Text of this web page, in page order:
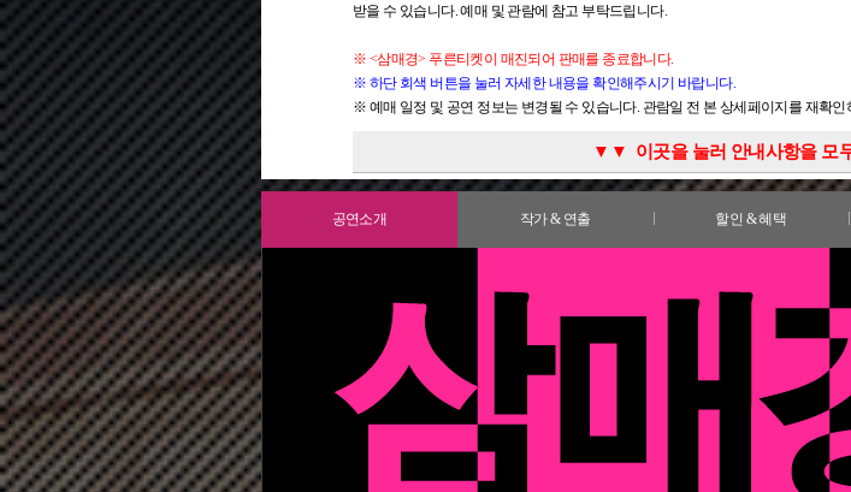
받을 수 있습니다. 예매 및 관람에 참고 부탁드립니다.
※ <삼매경> 푸른티켓이 매진되어 판매를 종료합니다.
※ 하단 회색 버튼을 눌러 자세한 내용을 확인해주시기 바랍니다.
※ 예매 일정 및 공연 정보는 변경될 수 있습니다. 관람일 전 본 상세페이지를 재확인
■ 접근성 회차 운영 안내
- 음성해설 수신기는 수량이 한정되어 있으며 사전 예약제로 운영됩니다.
- 음성해설 서비스가 필요한 시각장애인(동반 1인까지 가능)에 한하여 사전 예약이
[음성해설 수신기 예약 방법]
2) 국립극단 콜센터 예매: 음성해설 수신기 예약 요청
예약 시 참고사항
1) 예약시점: 사전 예약은 관람일 전일 17시 이전까지 완료해주셔야 합니다.
2) 수령방법
- 명동예술극장 1층 매표소에서 예매 티켓 수령 후, 매표소 오른쪽 대여소에서 음성
- 기기 대여 시 분실방지를 위해 신분증을 보관하오니 반드시 신분증을 지참해주시기
- 접근성 회차의 수어통역사 위치에 따라 일부 대도구 또는 소품 가림이 있을 수 있
※ 수어통역사 위치에 따라 일부 대도구 또는 소품 가림이 있을 수 있습니다만 극의
▶ 한글자막해설: 무대 좌우 양쪽에 설치된 두 대의 모니터와 개별 한글자막 기기(접
-무대 좌우 양쪽에 설치된 두 개의 모니터에 한글자막해설이 제공됩니다.
- 개별 한글자막 기기 좌석은 8석으로 한정되어 있어
반드시 사전 예매 후 이용이 가
- 한글자막 서비스가 필요한 청각·언어장애인에게 국립극단 콜센터를 통해 우선
- 비장애인 예매는 우선 예매 종료 후 홈페이지에서 가능하며, 예매 전 안내사항을 반
※공연 특성상 자막과 대사 사이에 일부 차이가 있을 수 있습니다
개별 한글자막 기기 좌석에서 관람 시 설치된 자막 기기 위치 조정 및 제거는 불가
신청 방법: 국립극단 콜센터 1644-2003(내선 1번)
신청 시 참고사항
1) 신청기간: 공연 관람 3일 전까지 신청 ※ 당일 신청 불가
3) 서비스 안내
- 공연 시작 1시간 전/40분 전/20분 전 총 3회, 각각 2팀까지 신청 가능(1일 최대 6팀 신
- 인원제한: 1팀에 최대 인원 2명까지만 가능
- 서비스 지원범위: 2호선 을지로입구역 5번 출구 또는 4호선 명동역 6번 출구부터 명
- 공연 종료 후에는 반대 동선으로 지원
※ 안내견을 동반하실 경우, 사전에 콜센터로 문의해 주시기 바랍니다.
- QR코드를 통해 시각장애인 관객을 위한 음성 가이드를 제공합니다.
- 음성 가이드 내 공연의 스포일러 내용이 포함될 수 있습니다.
1) 국립극단 콜센터 1644-2003(내선 1번)
※ 통신 중계 서비스는 청각, 언어장애인이 전화를 통한 의사소통을 가능하게 도움
해당 서비스 이용이 불가하신 경우, 국립극단 이메일(cs@ntck.or.kr)로 예매 신청서
예매 시 참고사항
1) 우선예매 가능회차: 3월 28일(토), 3월 29일(일), 3월 30일(월) 총 3회차
2) 우선예매 가능기간: 2월 4일(수) 14시부터 2월 8일(일) 17시까지 예매 가능
※ 우선예매 기간 종료 후 미판매좌석은 일반 판매석으로 전환됩니다.
3) 우선예매 대상: 시각장애인, 청각·언어장애인 (복지카드 소지자 본인 포함 동반 1인
① 우선예매 좌석:1층 3열 6-19번, 8열 7-20번 (28석)
■ 휠체어석 예매
- 휠체어석 위치: 명동예술극장 무대를 정면에 두고 1층 왼쪽 블록 12열 3석, 2층 중앙
- 전동 및 일반 휠체어 모두 앉으신 상태 그대로 관람 가능합니다.
■ 오시는 길
- 자동차 이용 시 명동예술극장 인근 차량 진입 통제 시간 및 인근 사설주차장 확인
- 택시 이용 시 하나금융그룹 명동사옥 앞 혹은 눈스퀘어 앞에서 하차하시면 극장으
- 교통 혼잡 및 주차로 인해 당일 관람이 불가하거나 관람을 포기한 경우, 당일 예매
■ 시설안내
- 매표소/로비 이용: 공연 시작 1시간 30분 전부터 이용 가능합니다.
- 공연장: 건물 2층이 객석 1층, 건물 3층이 객석 2층, 건물 4층이 객석 3층입니다. 층
- 화장실: 전 층에 남·여 화장실이 마련되어 있습니다.
- 휠체어 관객을 위한 화장실은 건물 3층에 설치되어 있습니다.
관람 연령 기준은 생년월일을 가장 최우선 으로 확인합니다.나이는 육안으로 확인
지참하셔야 티켓 수령이 가능합니다.
관람 연령에 맞지 않거나 확인이 불가한 경우, 보호자의 동반 여부와 관계없이 티
사오니 예매 시 유의
하시기 바랍니다.
- 반드시 관람자 본인 아이디로 예매해 주시기 바랍니다.
- 관람 당일 예매자 본인 신분증 및 예매번호를 꼭 지참하시기 바랍니다.
- 할인 내역에 안내되어 있듯, 관람 당일 예매 시
선택한 할인의 증빙으로만 할인 적
-증빙자료를 미지참하시거나적용되지 않는 경우정가 기준의 차액을 지불하셔야
■ 쾌적한 관람 환경을 위해 공연 시작 후 객석 입장은 불가하거나 최소화하여 운영합
- 공연 중 퇴장 시에도 재입장이 불가할 수 있습니다.
■ 공연 전 무대사진과 커튼콜 촬영이 가능하며, 이를 제외한 공연 중 사전 협의되지
▼ ▼ 이곳을 눌러 안내사항을 모
공연소개 작가 & 연출 할인 & 혜택